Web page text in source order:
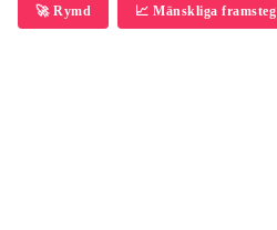
🚀 Rymd 📈 Mänskliga framsteg